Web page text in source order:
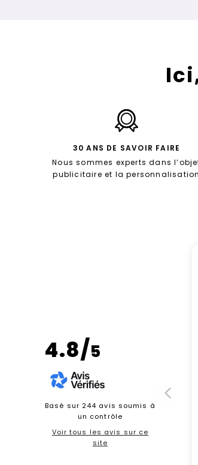
30 ANS DE SAVOIR FAIRE
Nous sommes experts dans
publicitaire et la personnalisation
4.8/5
Basé sur 244 avis soumis à
un contrôle
Voir tous les avis sur ce
site